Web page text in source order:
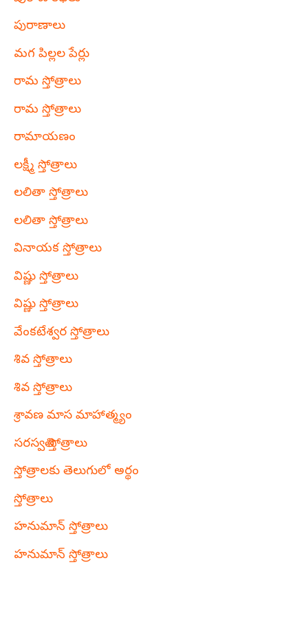
పురాణాలు
మగ పిల్లల పేర్లు
రామ స్తోత్రాలు
రామ స్తోత్రాలు
రామాయణం
లక్ష్మీ స్తోత్రాలు
లలితా స్తోత్రాలు
లలితా స్తోత్రాలు
వినాయక స్తోత్రాలు
విష్ణు స్తోత్రాలు
విష్ణు స్తోత్రాలు
వేంకటేశ్వర స్తోత్రాలు
శివ స్తోత్రాలు
శివ స్తోత్రాలు
శ్రావణ మాస మాహాత్మ్యం
సరస్వతి స్తోత్రాలు
స్తోత్రాలకు తెలుగులో అర్థం
స్తోత్రాలు
హనుమాన్ స్తోత్రాలు
హనుమాన్ స్తోత్రాలు